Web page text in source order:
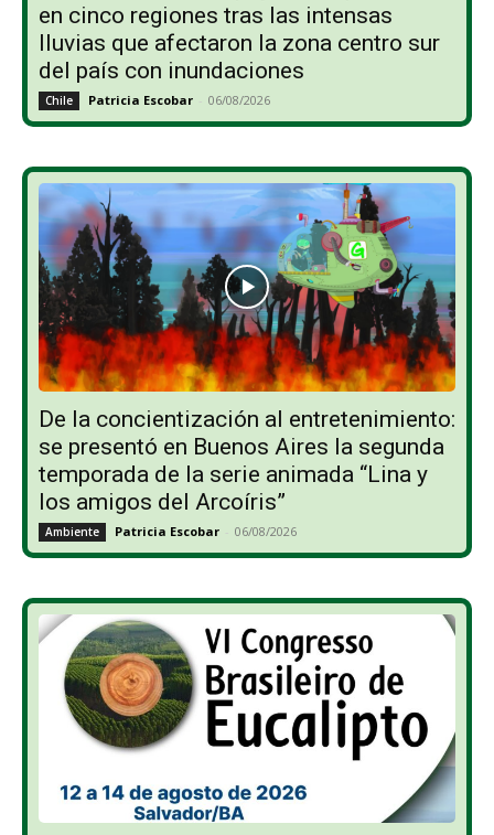
en cinco regiones tras las intensas
lluvias que afectaron la zona centro sur
del país con inundaciones
Chile Patricia Escobar - 06/08/2026
De la concientización al entretenimiento:
se presentó en Buenos Aires la segunda
temporada de la serie animada “Lina y
los amigos del Arcoíris”
Ambiente Patricia Escobar - 06/08/2026